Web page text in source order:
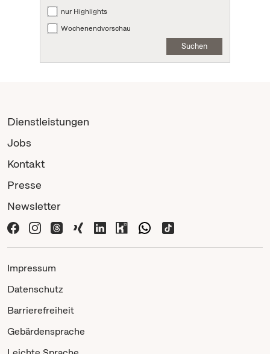
nur Highlights
Wochenendvorschau
Suchen
Dienstleistungen
Jobs
Kontakt
Presse
Newsletter
Impressum
Datenschutz
Barrierefreiheit
Gebärdensprache